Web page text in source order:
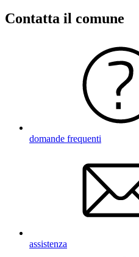
Contatta il comune
domande frequenti
assistenza